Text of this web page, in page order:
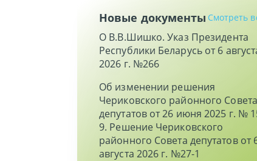
Новые документы Смотреть
О В.В.Шишко. Указ Президента
Республики Беларусь от 6
2026 г. №266
Об изменении решения
Чериковского районного Совета
депутатов от 26 июня 2025 г. №
9. Решение Чериковского
районного Совета депутатов от
августа 2026 г. №27-1